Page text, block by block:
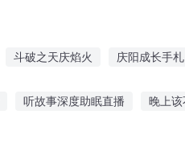
斗破之天庆焰火 庆阳成长手札
听故事深度助眠直播 晚上